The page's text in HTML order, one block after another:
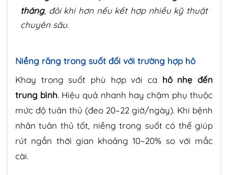
tháng, đôi khi hơn nếu kết hợp nhiều kỹ thuật
chuyên sâu.
Niềng răng trong suốt đối với trường hợp hô
Khay trong suốt phù hợp với ca hô nhẹ đến
trung bình. Hiệu quả nhanh hay chậm phụ thuộc
mức độ tuân thủ (đeo 20–22 giờ/ngày). Khi bệnh
nhân tuân thủ tốt, niềng trong suốt có thể giúp
rút ngắn thời gian khoảng 10–20% so với mắc
cài.